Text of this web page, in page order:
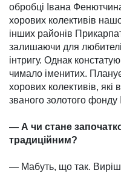
обробці Івана
хорових колективів
інших районів
залишаючи для
інтригу. Однак
чимало іменитих.
хорових колективів, які
званого золотого
— А чи стане
традиційним?
— Мабуть, що так.